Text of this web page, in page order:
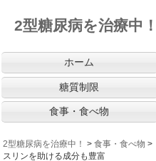
2型糖尿病を治療中！
ホーム
糖質制限
食事・食べ物
2型糖尿病を治療中！ >食事・食べ物 >
スリンを助ける成分も豊富